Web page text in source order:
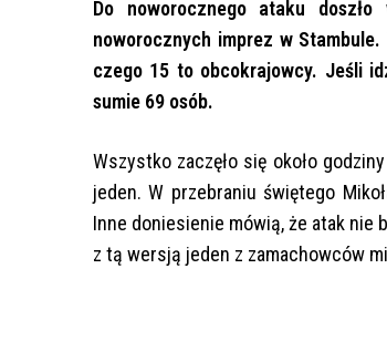
Do noworocznego ataku
noworocznych imprez w
czego 15 to obcokrajowcy. Jeśli
sumie 69 osób.
Wszystko zaczęło się około
jeden. W przebraniu świętego
Inne doniesienie mówią, że atak nie
z tą wersją jeden z zamachowców